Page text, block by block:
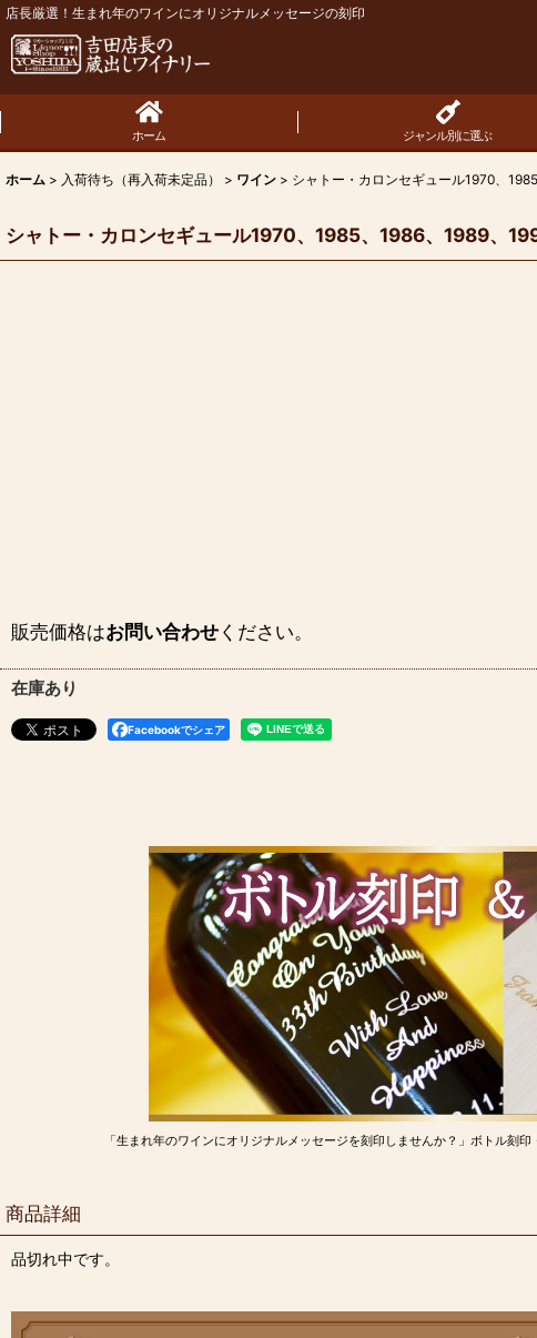
店長厳選！生まれ年のワインにオリジナルメッセージの刻印
ホーム ジャンル別に選ぶ
ホーム > 入荷待ち（再入荷未定品） > ワイン > シャトー・カロンセギュール1970、
シャトー・カロンセギュール1970、1985、1986、1989、
販売価格はお問い合わせください。
在庫あり
Facebookでシェア
「生まれ年のワインにオリジナルメッセージを刻印しませんか？」ボトル刻
商品詳細
品切れ中です。